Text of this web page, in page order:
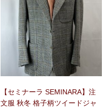
【セミナーラ SEMINARA】注
文服 秋冬 格子柄ツイードジャ